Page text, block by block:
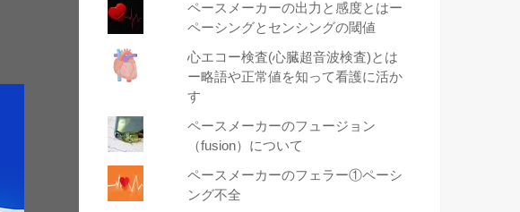
ペースメーカーの出力と感度とはー
ペーシングとセンシングの閾値
心エコー検査(心臓超音波検査)とは
ー略語や正常値を知って看護に活か
す
ペースメーカーのフュージョン
（fusion）について
ペースメーカーのフェラー①ペーシ
ング不全